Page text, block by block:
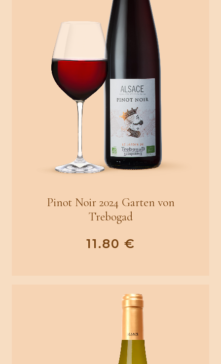
Pinot Noir 2024 Garten von
Trebogad
11.80 €